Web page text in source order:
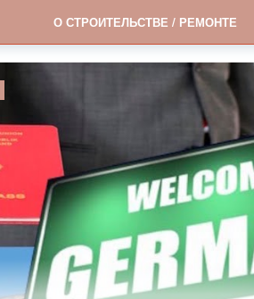
О СТРОИТЕЛЬСТВЕ / РЕМОНТЕ